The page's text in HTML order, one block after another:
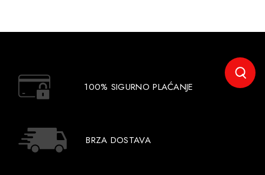
100% SIGURNO PLAĆANJE
BRZA DOSTAVA